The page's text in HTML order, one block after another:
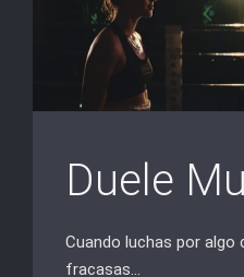
Duele
Cuando luchas por
fracasas…